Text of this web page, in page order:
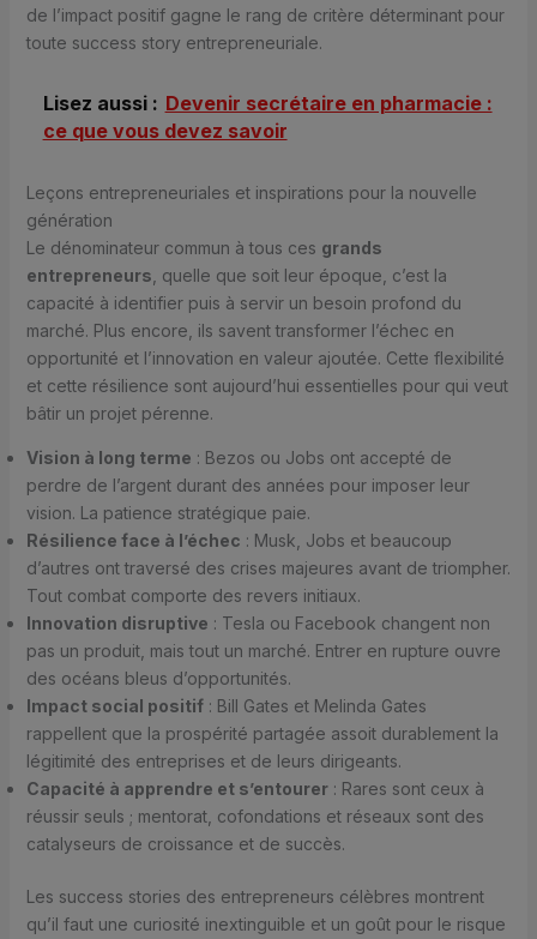
de l’impact positif gagne le rang de critère déterminant pour
toute success story entrepreneuriale.
Lisez aussi : Devenir secrétaire en pharmacie :
ce que vous devez savoir
Leçons entrepreneuriales et inspirations pour la nouvelle
génération
Le dénominateur commun à tous ces grands
entrepreneurs , quelle que soit leur époque, c’est la
capacité à identifier puis à servir un besoin profond du
marché. Plus encore, ils savent transformer l’échec en
opportunité et l’innovation en valeur ajoutée. Cette flexibilité
et cette résilience sont aujourd’hui essentielles pour qui veut
bâtir un projet pérenne.
Vision à long terme : Bezos ou Jobs ont accepté de
perdre de l’argent durant des années pour imposer leur
vision. La patience stratégique paie.
Résilience face à l’échec : Musk, Jobs et beaucoup
d’autres ont traversé des crises majeures avant de triompher.
Tout combat comporte des revers initiaux.
Innovation disruptive : Tesla ou Facebook changent non
pas un produit, mais tout un marché. Entrer en rupture ouvre
des océans bleus d’opportunités.
Impact social positif: Bill Gates et Melinda Gates
rappellent que la prospérité partagée assoit durablement la
légitimité des entreprises et de leurs dirigeants.
Capacité à apprendre et s’entourer: Rares sont ceux à
réussir seuls ; mentorat, cofondations et réseaux sont des
catalyseurs de croissance et de succès.
Les success stories des entrepreneurs célèbres montrent
qu’il faut une curiosité inextinguible et un goût pour le risque